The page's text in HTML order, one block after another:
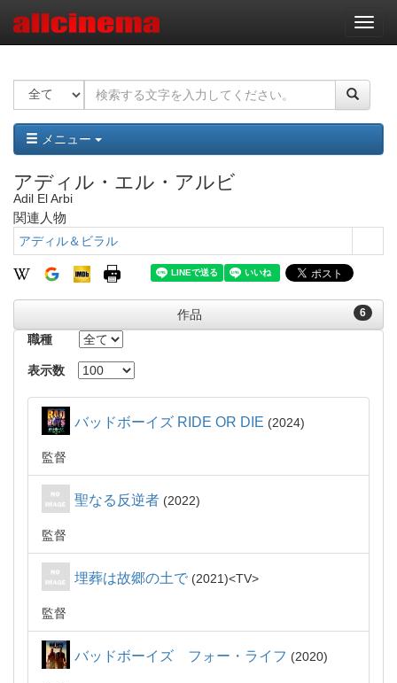
ナ
ビ
ー
ョ
ン
メニュー
アディル・エル・アルビ
Adil El Arbi
関連人物
アディル＆ビラル
6
作品
職種
表示数
バッドボーイズ RIDE OR DIE 2024
監督
聖なる反逆者 2022
監督
埋葬は故郷の土で 2021 TV
監督
バッドボーイズ フォー・ライフ 2020